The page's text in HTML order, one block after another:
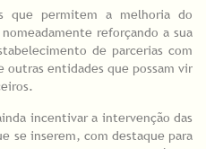
que permitem a melhoria do
reforçando a sua
de parcerias com
outras entidades que possam vir
incentivar a intervenção das
se inserem, com destaque para